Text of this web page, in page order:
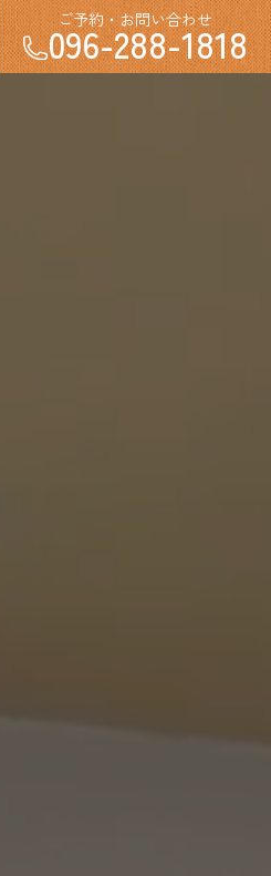
ご予約・お問い合わせ
096-288-1818